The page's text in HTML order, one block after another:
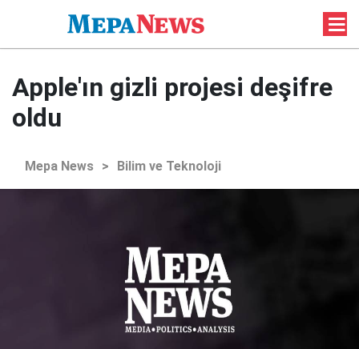
Apple'ın gizli projesi deşifre
oldu
Mepa News > Bilim ve Teknoloji